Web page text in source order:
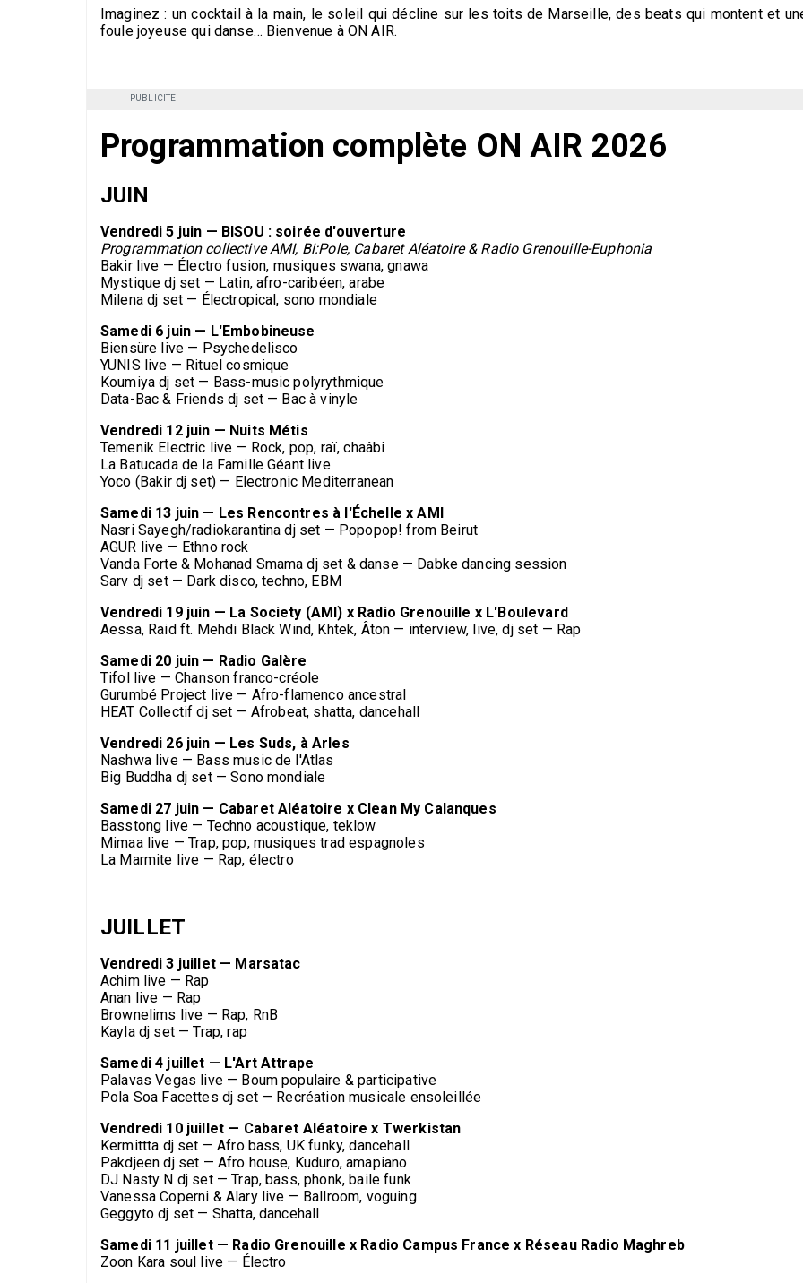
Imaginez : un cocktail à la main, le soleil qui décline sur les toits de Marseille, des beats qui montent et
foule joyeuse qui danse… Bienvenue à ON AIR.
PUBLICITE
Programmation complète ON AIR 2026
JUIN
Vendredi 5 juin — BISOU : soirée d'ouverture
Programmation collective AMI, Bi:Pole, Cabaret Aléatoire & Radio Grenouille-Euphonia
Bakir live — Électro fusion, musiques swana, gnawa
Mystique dj set — Latin, afro-caribéen, arabe
Milena dj set — Électropical, sono mondiale
Samedi 6 juin — L'Embobineuse
Biensüre live — Psychedelisco
YUNIS live — Rituel cosmique
Koumiya dj set — Bass-music polyrythmique
Data-Bac & Friends dj set — Bac à vinyle
Vendredi 12 juin — Nuits Métis
Temenik Electric live — Rock, pop, raï, chaâbi
La Batucada de la Famille Géant live
Yoco (Bakir dj set) — Electronic Mediterranean
Samedi 13 juin — Les Rencontres à l'Échelle x AMI
Nasri Sayegh/radiokarantina dj set — Popopop! from Beirut
AGUR live — Ethno rock
Vanda Forte & Mohanad Smama dj set & danse — Dabke dancing session
Sarv dj set — Dark disco, techno, EBM
Vendredi 19 juin — La Society (AMI) x Radio Grenouille x L'Boulevard
Aessa, Raid ft. Mehdi Black Wind, Khtek, Âton — interview, live, dj set — Rap
Samedi 20 juin — Radio Galère
Tifol live — Chanson franco-créole
Gurumbé Project live — Afro-flamenco ancestral
HEAT Collectif dj set — Afrobeat, shatta, dancehall
Vendredi 26 juin — Les Suds, à Arles
Nashwa live — Bass music de l'Atlas
Big Buddha dj set — Sono mondiale
Samedi 27 juin — Cabaret Aléatoire x Clean My Calanques
Basstong live — Techno acoustique, teklow
Mimaa live — Trap, pop, musiques trad espagnoles
La Marmite live — Rap, électro
JUILLET
Vendredi 3 juillet — Marsatac
Achim live — Rap
Anan live — Rap
Brownelims live — Rap, RnB
Kayla dj set — Trap, rap
Samedi 4 juillet — L'Art Attrape
Palavas Vegas live — Boum populaire & participative
Pola Soa Facettes dj set — Recréation musicale ensoleillée
Vendredi 10 juillet — Cabaret Aléatoire x Twerkistan
Kermittta dj set — Afro bass, UK funky, dancehall
Pakdjeen dj set — Afro house, Kuduro, amapiano
DJ Nasty N dj set — Trap, bass, phonk, baile funk
Vanessa Coperni & Alary live — Ballroom, voguing
Geggyto dj set — Shatta, dancehall
Samedi 11 juillet — Radio Grenouille x Radio Campus France x Réseau Radio Maghreb
Zoon Kara soul live — Électro